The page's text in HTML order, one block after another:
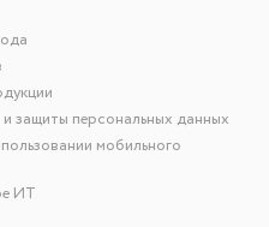
защиты персональных данных
мобильного
ИТ